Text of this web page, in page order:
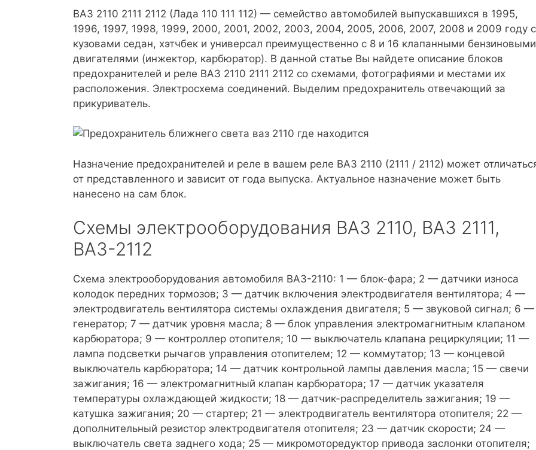
ВАЗ 2110 2111 2112 (Лада 110 111 112) — семейство автомобилей выпускавшихся в 1995,
1996, 1997, 1998, 1999, 2000, 2001, 2002, 2003, 2004, 2005, 2006, 2007, 2008 и 2009 году с
кузовами седан, хэтчбек и универсал преимущественно с 8 и 16 клапанными бензиновыми
двигателями (инжектор, карбюратор). В данной статье Вы найдете описание блоков
предохранителей и реле ВАЗ 2110 2111 2112 со схемами, фотографиями и местами их
расположения. Электросхема соединений. Выделим предохранитель отвечающий за
прикуриватель.
Назначение предохранителей и реле в вашем реле ВАЗ 2110 (2111 / 2112) может
от представленного и зависит от года выпуска. Актуальное назначение может быть
нанесено на сам блок.
Схемы электрооборудования ВАЗ 2110, ВАЗ 2111,
ВАЗ-2112
Схема электрооборудования автомобиля ВАЗ-2110: 1 — блок-фара; 2 — датчики износа
колодок передних тормозов; 3 — датчик включения электродвигателя вентилятора; 4 —
электродвигатель вентилятора системы охлаждения двигателя; 5 — звуковой сигнал; 6 —
генератор; 7 — датчик уровня масла; 8 — блок управления электромагнитным клапаном
карбюратора; 9 — контроллер отопителя; 10 — выключатель клапана рециркуляции; 11 —
лампа подсветки рычагов управления отопителем; 12 — коммутатор; 13 — концевой
выключатель карбюратора; 14 — датчик контрольной лампы давления масла; 15 — свечи
зажигания; 16 — элек­тромагнитный клапан карбюратора; 17 — датчик указателя
температуры охлаждающей жидкости; 18 — датчик-распределитель зажигания; 19 —
катушка зажигания; 20 — стартер; 21 — электродвигатель вентилятора отопителя; 22 —
дополнительный резистор электродвигателя отопителя; 23 — датчик скорости; 24 —
выключатель света заднего хода; 25 — микромоторедуктор привода заслонки отопителя;